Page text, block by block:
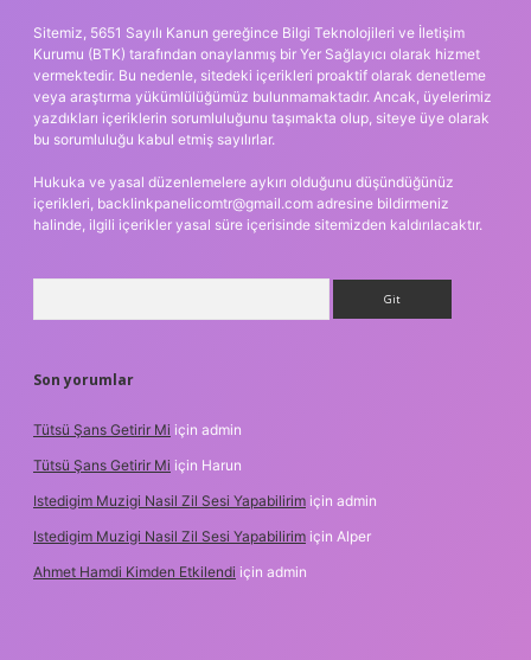
Sitemiz, 5651 Sayılı Kanun gereğince Bilgi Teknolojileri ve İletişim
Kurumu (BTK) tarafından onaylanmış bir Yer Sağlayıcı olarak hizmet
vermektedir. Bu nedenle, sitedeki içerikleri proaktif olarak denetleme
veya araştırma yükümlülüğümüz bulunmamaktadır. Ancak, üyelerimiz
yazdıkları içeriklerin sorumluluğunu taşımakta olup, siteye üye olarak
bu sorumluluğu kabul etmiş sayılırlar.
Hukuka ve yasal düzenlemelere aykırı olduğunu düşündüğünüz
içerikleri, backlinkpanelicomtr@gmail.com adresine bildirmeniz
halinde, ilgili içerikler yasal süre içerisinde sitemizden kaldırılacaktır.
Son yorumlar
Tütsü Şans Getirir Mi için admin
Tütsü Şans Getirir Mi için Harun
Istedigim Muzigi Nasil Zil Sesi Yapabilirim için admin
Istedigim Muzigi Nasil Zil Sesi Yapabilirim için Alper
Ahmet Hamdi Kimden Etkilendi için admin